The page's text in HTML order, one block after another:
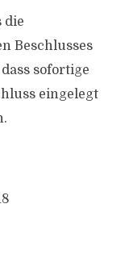
die
Beschlusses
sofortige
eingelegt